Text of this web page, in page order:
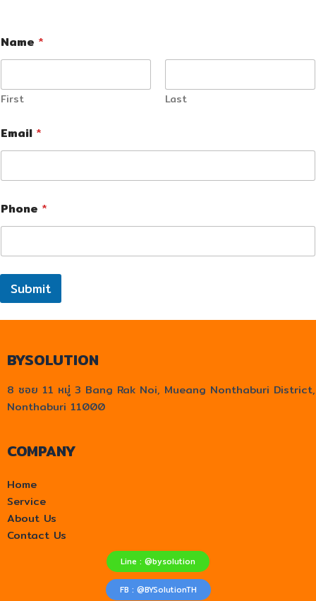
Name *
First Last
Email *
Phone *
Submit
BYSOLUTION
8 ซอย 11 หมู่ 3 Bang Rak Noi, Mueang Nonthaburi District,
Nonthaburi 11000
COMPANY
Home
Service
About Us
Contact Us
Line : @bysolution
FB : @BYSolutionTH